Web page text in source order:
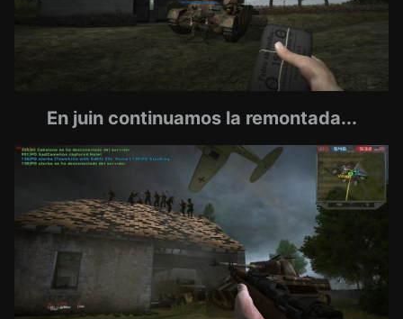
En juin continuamos la remontada...